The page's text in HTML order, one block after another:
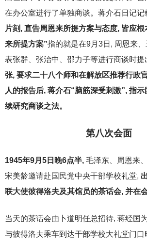
在办公室进行了单独商谈。蒋介石日记记
片刻, 直告周恩来所提方案与态度, 皆应根
来所提方案”指的就是在9月3日, 周恩来
表张群、张治中、邵力子等进行商谈时提
张, 要求二十八个师和在解放区推荐行政
人的报告后, 蒋介石“脑筋深受刺激”, 指
续研究商谈之法。
第八次会面
1945年9月5日晚6点半, 毛泽东、周恩来
宋美龄邀请赴国民党中央干部学校礼堂,
联大使彼得洛夫及其馆员的茶话会, 并在
当天的茶话会由卜道明任总招待, 蒋经国
与彼得洛夫乘车到达干部学校大礼堂门口